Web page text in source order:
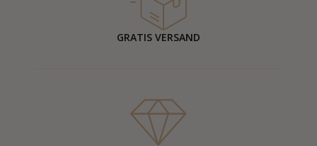
GRATIS VERSAND